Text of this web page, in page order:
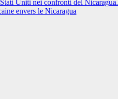
Uniti nei confronti del Nicaragua.
envers le Nicaragua